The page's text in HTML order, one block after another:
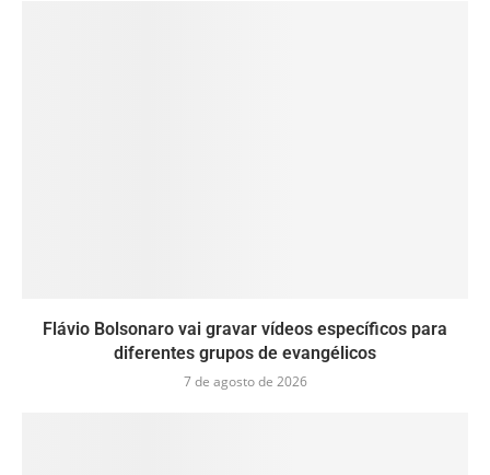
Flávio Bolsonaro vai gravar vídeos específicos para
diferentes grupos de evangélicos
7 de agosto de 2026